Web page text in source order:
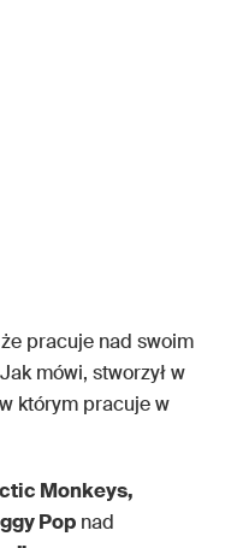
pracuje nad swoim
mówi, stworzył w
którym pracuje w
Monkeys,
Pop nad